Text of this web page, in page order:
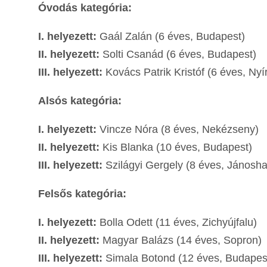
Óvodás kategória:
I. helyezett: Gaál Zalán (6 éves, Budapest)
II. helyezett: Solti Csanád (6 éves, Budapest)
III. helyezett: Kovács Patrik Kristóf (6 éves,
Alsós kategória:
I. helyezett: Vincze Nóra (8 éves, Nekézseny)
II. helyezett: Kis Blanka (10 éves, Budapest)
III. helyezett: Szilágyi Gergely (8 éves,
Felsős kategória:
I. helyezett: Bolla Odett (11 éves, Zichyújfalu)
II. helyezett: Magyar Balázs (14 éves, Sopron)
III. helyezett: Simala Botond (12 éves,